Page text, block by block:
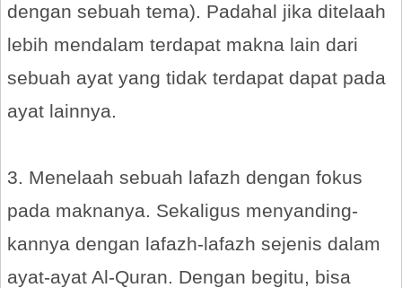
dengan sebuah tema). Padahal jika ditelaah
lebih mendalam terdapat makna lain dari
sebuah ayat yang tidak terdapat dapat pada
ayat lainnya.
3. Menelaah sebuah lafazh dengan fokus
pada maknanya. Sekaligus menyanding-
kannya dengan lafazh-lafazh sejenis dalam
ayat-ayat Al-Quran. Dengan begitu, bisa